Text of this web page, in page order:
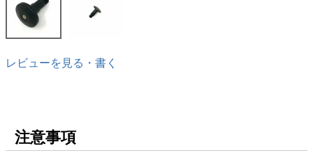
レビューを見る・書く
注意事項